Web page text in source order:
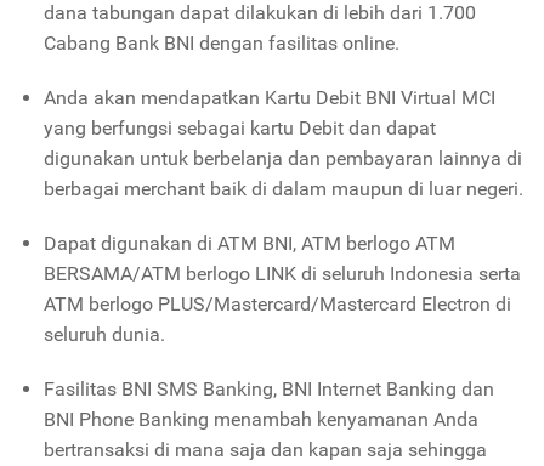
dana tabungan dapat dilakukan di lebih dari 1.700
Cabang Bank BNI dengan fasilitas online.
Anda akan mendapatkan Kartu Debit BNI Virtual MCI
yang berfungsi sebagai kartu Debit dan dapat
digunakan untuk berbelanja dan pembayaran lainnya di
berbagai merchant baik di dalam maupun di luar negeri.
Dapat digunakan di ATM BNI, ATM berlogo ATM
BERSAMA/ATM berlogo LINK di seluruh Indonesia serta
ATM berlogo PLUS/Mastercard/Mastercard Electron di
seluruh dunia.
Fasilitas BNI SMS Banking, BNI Internet Banking dan
BNI Phone Banking menambah kenyamanan Anda
bertransaksi di mana saja dan kapan saja sehingga